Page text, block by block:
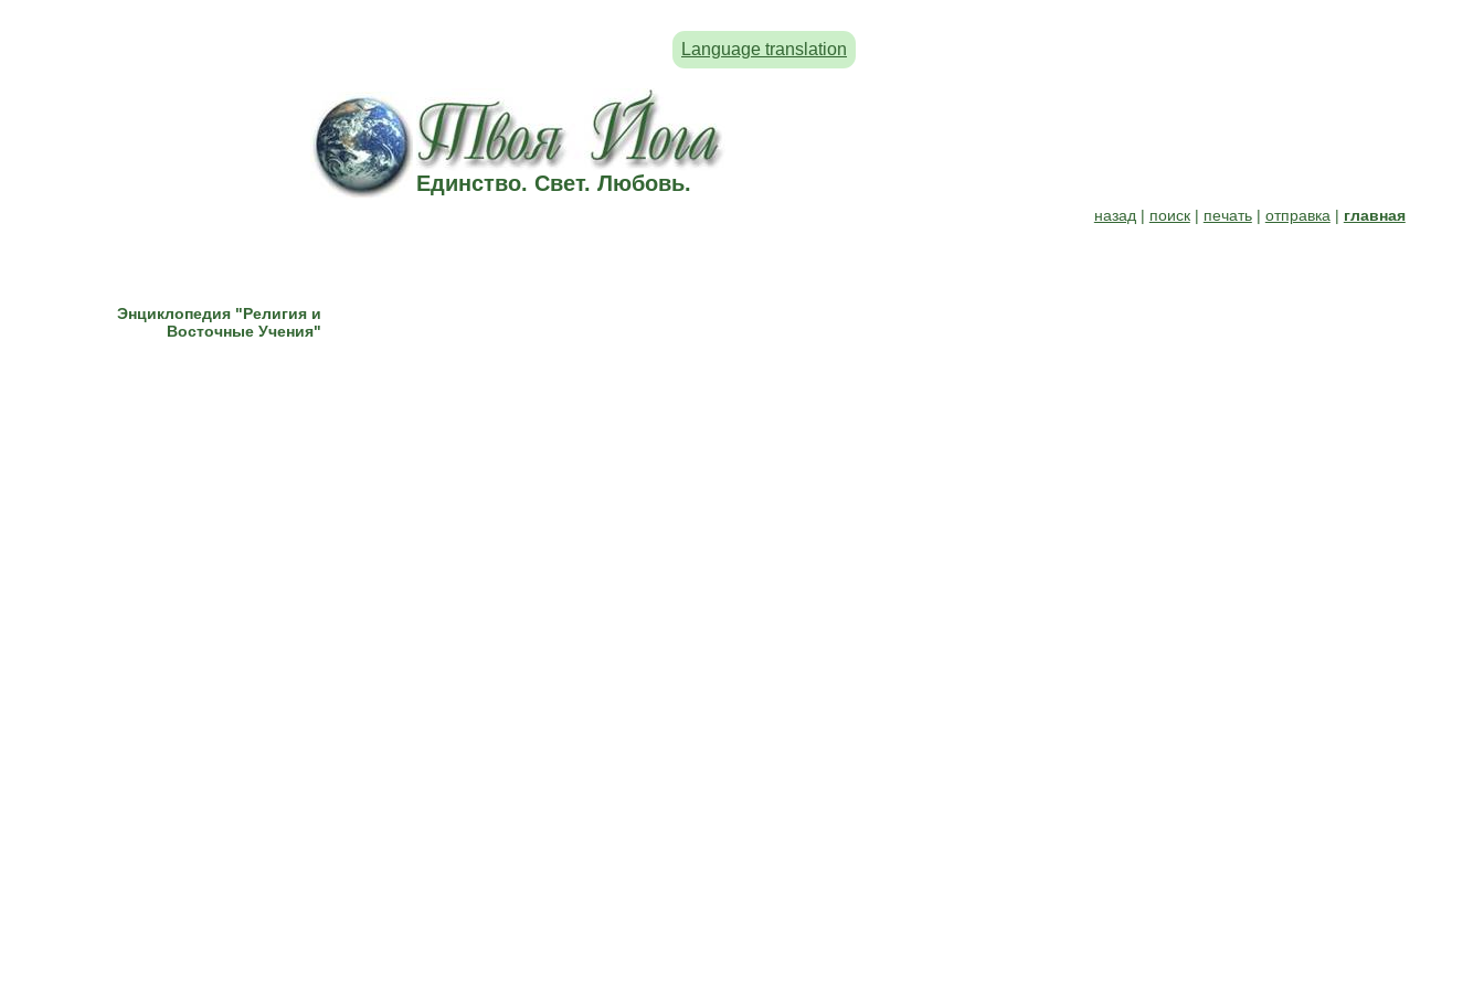
Language translation
Единство. Свет. Любовь.
назад | поиск| печать| отправка | главная
Энциклопедия "Религия и
Восточные Учения"